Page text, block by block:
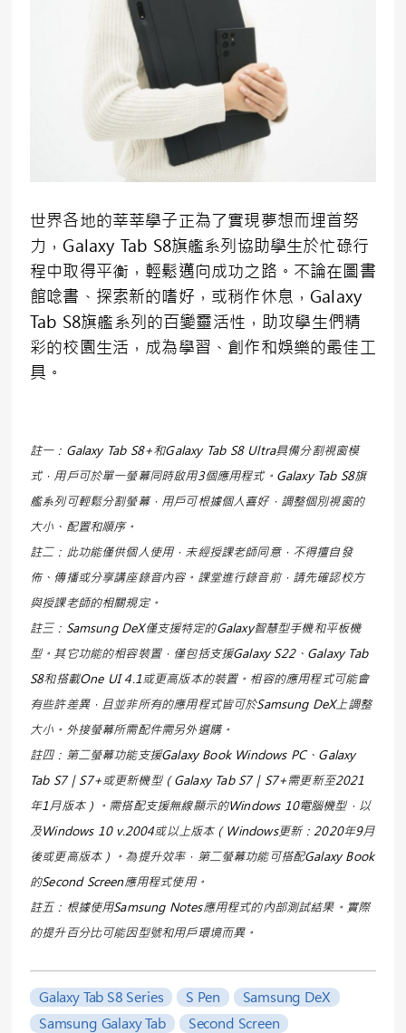
世界各地的莘莘學子正為了實現夢想而埋首努
力，Galaxy Tab S8旗艦系列協助學生於忙碌行
程中取得平衡，輕鬆邁向成功之路。不論在圖書
館唸書、探索新的嗜好，或稍作休息，Galaxy
Tab S8旗艦系列的百變靈活性，助攻學生們精
彩的校園生活，成為學習、創作和娛樂的最佳工
具。
註一：Galaxy Tab S8+和Galaxy Tab S8 Ultra具備分割視窗模
式，用戶可於單一螢幕同時啟用3個應用程式。Galaxy Tab S8旗
艦系列可輕鬆分割螢幕，用戶可根據個人喜好，調整個別視窗的
大小、配置和順序。
註二：此功能僅供個人使用，未經授課老師同意，不得擅自發
佈、傳播或分享講座錄音內容。課堂進行錄音前，請先確認校方
與授課老師的相關規定。
註三：Samsung DeX僅支援特定的Galaxy智慧型手機和平板機
型。其它功能的相容裝置，僅包括支援Galaxy S22、Galaxy Tab
S8和搭載One UI 4.1或更高版本的裝置。相容的應用程式可能會
有些許差異，且並非所有的應用程式皆可於Samsung DeX上調整
大小。外接螢幕所需配件需另外選購。
註四：第二螢幕功能支援Galaxy Book Windows PC、Galaxy
Tab S7｜S7+或更新機型（Galaxy Tab S7｜S7+需更新至2021
年1月版本）。需搭配支援無線顯示的Windows 10電腦機型，以
及Windows 10 v.2004或以上版本（Windows更新：2020年9月
後或更高版本）。為提升效率，第二螢幕功能可搭配Galaxy Book
的Second Screen應用程式使用。
註五：根據使用Samsung Notes應用程式的內部測試結果。實際
的提升百分比可能因型號和用戶環境而異。
Galaxy Tab S8 Series S Pen
Samsung DeX
Samsung Galaxy Tab
Second Screen